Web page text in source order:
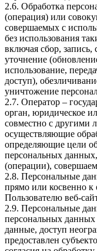
2.6. Обработка
(операция) или
совершаемых с
без использования
включая сбор,
уточнение
использование,
доступ),
уничтожение
2.7. Оператор –
орган, юридическое
совместно с другими
осуществляющие
определяющие цели
персональных
(операции),
2.8. Персональные
прямо или косвенно
Пользователю веб-
2.9. Персональные
персональных
данные, доступ
предоставлен